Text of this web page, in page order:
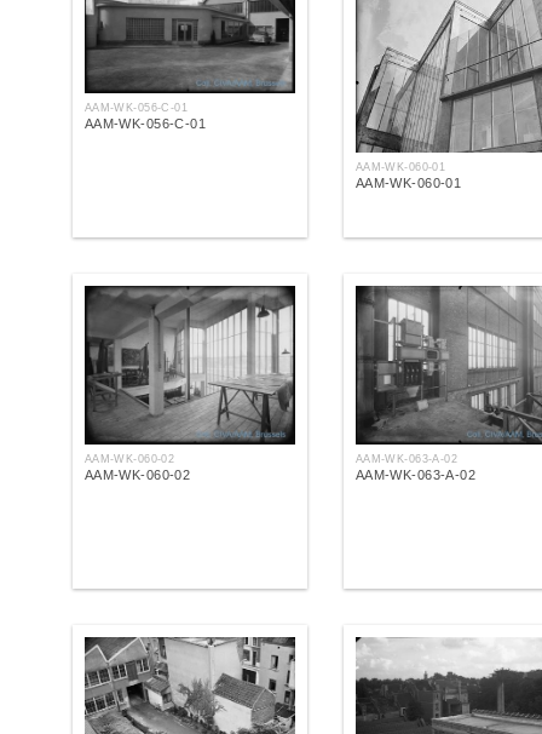
AAM-WK-056-C-01
AAM-WK-056-C-01
AAM-WK-060-01
AAM-WK-060-01
AAM-WK-060-02
AAM-WK-060-02
AAM-WK-063-A-02
AAM-WK-063-A-02